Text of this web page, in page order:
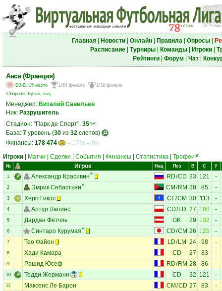
Главная| Новости| Онлайн| Правила| Опросы|
Расписание| Турниры| Команды| Игроки|
Рейтинги| Форум Чат|
Анси (Франция)
D3-B, 15 место 1/64 финала
1/32 финала
Сборная: Бутан, нац.
Менеджер: Виталий Савельев
Ник: Разрушитель
Стадион: "Парк де Спорт", 35тыс.
База: 7 уровень (30 из 32 слотов)
Финансы: 178 474
= 178к = 0м
Игроки
Матчи Сделки События Финансы Статистика Трофеи 10
№ Игрок Нац Поз В С У
1 Александр Красивин RD/CD 33 121 -
2 Эмрик Себастьян CM / RM 28 85 -
3 Херо Гикос CF/CM 30 113 -
4 Артур Лапиес CD/ LD 27 108 -
5 Дардан Фётчль GK 29 132 -
6 Синтаро Курумая CD/CM 26 125 -
7 Тео Файон LD/LM 24 98 -
8 Хади Камара CD 27 83 -
9 Рашид Юсеф RD/RM 28 86 -
10 Тедди Жерманн CD 32 121 -
11 Максенс Ле Барон CM /CD 27 83 -